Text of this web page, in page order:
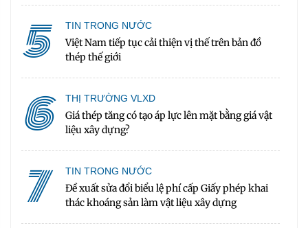
5 TIN TRONG NƯỚC
Việt Nam tiếp tục cải thiện vị thế trên bản đồ
thép thế giới
6 THỊ TRƯỜNG VLXD
Giá thép tăng có tạo áp lực lên mặt bằng giá vật
liệu xây dựng?
7 TIN TRONG NƯỚC
Đề xuất sửa đổi biểu lệ phí cấp Giấy phép khai
thác khoáng sản làm vật liệu xây dựng